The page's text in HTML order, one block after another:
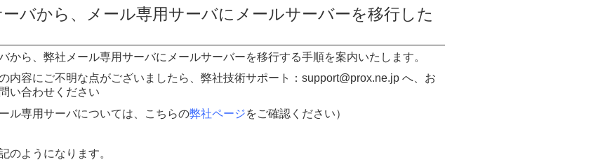
バから、メール専用サーバにメールサーバーを移行した
から、弊社メール専用サーバにメールサーバーを移行する手順を案内いたします。
内容にご不明な点がございましたら、弊社技術サポート：support@prox.ne.jp へ、お
い合わせください
ール専用サーバについては、こちらの弊社ページをご確認ください）
のようになります。